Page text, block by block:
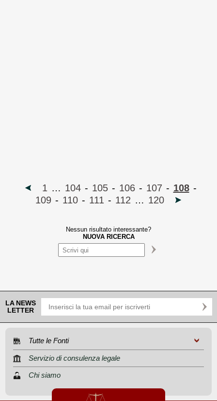
1 … 104 - 105 - 106 - 107 - 108 -
109 - 110 - 111 - 112 … 120
Nessun risultato interessante?
NUOVA RICERCA
LA NEWS
LETTER
Tutte le Fonti
Servizio di consulenza legale
Chi siamo